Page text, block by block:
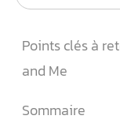
Points clés à
and Me
Sommaire